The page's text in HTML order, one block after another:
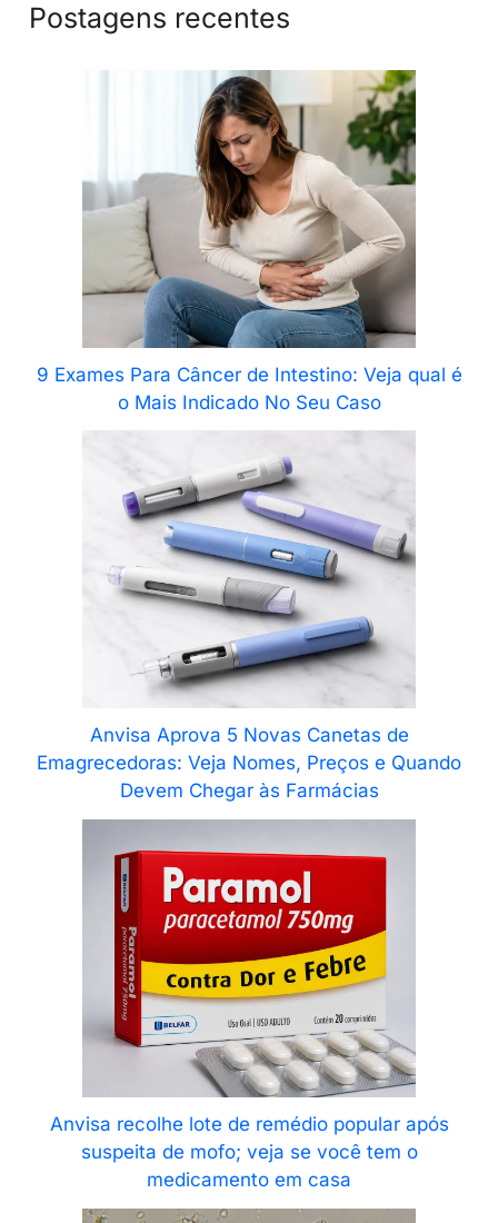
Postagens recentes
9 Exames Para Câncer de Intestino: Veja qual é
o Mais Indicado No Seu Caso
Anvisa Aprova 5 Novas Canetas de
Emagrecedoras: Veja Nomes, Preços e Quando
Devem Chegar às Farmácias
Anvisa recolhe lote de remédio popular após
suspeita de mofo; veja se você tem o
medicamento em casa